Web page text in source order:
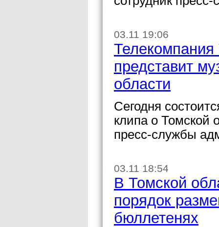
03.11 19:06
представит
области
Сегодня
клипа о Томской
пресс-службы
03.11 18:54
В Томской
порядок
бюллетенях